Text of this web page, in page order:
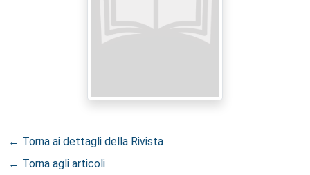
← Torna ai dettagli della Rivista
← Torna agli articoli